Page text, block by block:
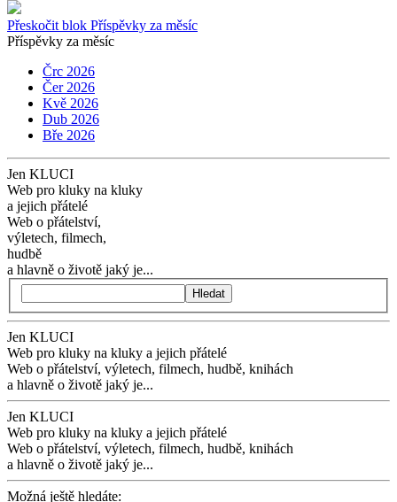
Přeskočit blok Příspěvky za měsíc
Příspěvky za měsíc
Črc 2026
Čer 2026
Kvě 2026
Dub 2026
Bře 2026
Jen KLUCI
Web pro kluky na kluky
a jejich přátelé
Web o přátelství,
výletech, filmech,
hudbě
a hlavně o životě jaký je...
Hledat
Jen KLUCI
Web pro kluky na kluky a jejich přátelé
Web o přátelství, výletech, filmech, hudbě, knihách
a hlavně o životě jaký je...
Jen KLUCI
Web pro kluky na kluky a jejich přátelé
Web o přátelství, výletech, filmech, hudbě, knihách
a hlavně o životě jaký je...
Možná ještě hledáte: